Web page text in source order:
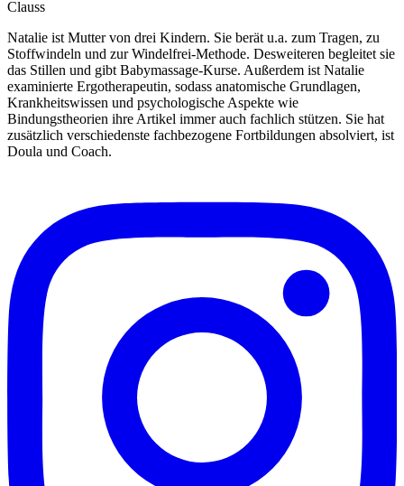
Clauss
Natalie ist Mutter von drei Kindern. Sie berät u.a. zum Tragen, zu
Stoffwindeln und zur Windelfrei-Methode. Desweiteren begleitet sie
das Stillen und gibt Babymassage-Kurse. Außerdem ist Natalie
examinierte Ergotherapeutin, sodass anatomische Grundlagen,
Krankheitswissen und psychologische Aspekte wie
Bindungstheorien ihre Artikel immer auch fachlich stützen. Sie hat
zusätzlich verschiedenste fachbezogene Fortbildungen absolviert, ist
Doula und Coach.